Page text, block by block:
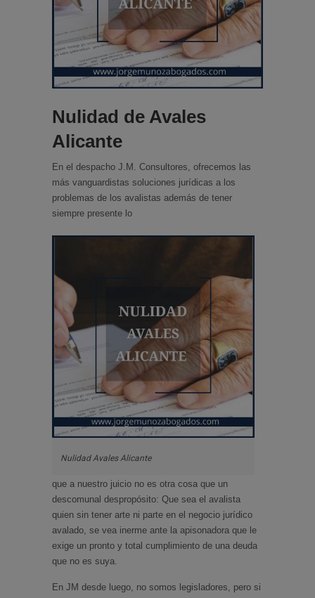
Nulidad de Avales
Alicante
En el despacho J.M. Consultores, ofrecemos las
más vanguardistas soluciones jurídicas a los
problemas de los avalistas además de tener
siempre presente lo
Nulidad Avales Alicante
que a nuestro juicio no es otra cosa que un
descomunal despropósito: Que sea el avalista
quien sin tener arte ni parte en el negocio jurídico
avalado, se vea inerme ante la apisonadora que le
exige un pronto y total cumplimiento de una deuda
que no es suya.
En JM desde luego, no somos legisladores, pero si